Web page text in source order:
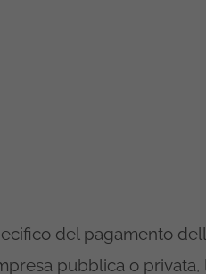
del pagamento
pubblica o privata,